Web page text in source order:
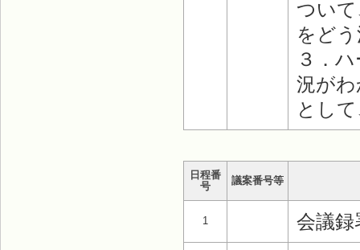
つい
をど
３．
況が
とし
日程番
号
議案番号等
1 会議録